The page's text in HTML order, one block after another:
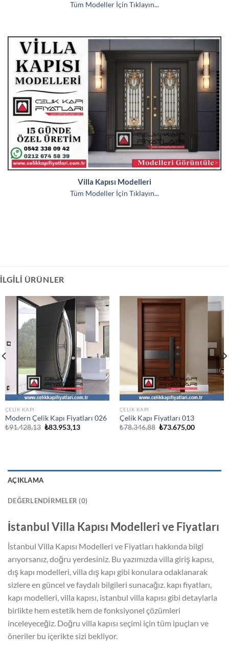
Tüm Modeller İçin Tıklayın...
Villa Kapısı Modelleri
Tüm Modeller İçin Tıklayın...
İLGILI ÜRÜNLER
ÇELIK KAPI
Modern Çelik Kapı Fiyatları 026
₺91.428,13 Orijinal
₺83.953,13Şu
ÇELIK KAPI
Çelik Kapı Fiyatları 013
₺78.346,88 Orijinal
₺73.675,00Şu
AÇIKLAMA
DEĞERLENDIRMELER (0)
İstanbul Villa Kapısı Modelleri ve Fiyatları
İstanbul Villa Kapısı Modelleri ve Fiyatları hakkında bilgi
arıyorsanız, doğru yerdesiniz. Bu yazımızda villa giriş kapısı,
dış kapı modelleri, villa dış kapı gibi konulara odaklanarak
sizlere en güncel ve faydalı bilgileri sunacağız. kapı fiyatları,
kapı modelleri, villa kapısı, istanbul villa kapısı gibi detaylarla
birlikte hem estetik hem de fonksiyonel çözümleri
inceleyeceğiz. Doğru villa kapısı seçimi için tüm ipuçları ve
öneriler bu içerikte sizi bekliyor.